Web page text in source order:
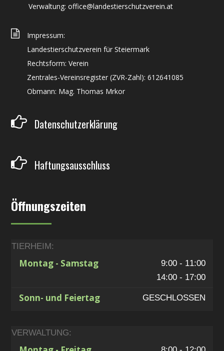
Verwaltung: office@landestierschutzverein.at
Impressum:
Landestierschutzverein für Steiermark
Rechtsform: Verein
Zentrales-Vereinsregister (ZVR-Zahl): 612641085
Obmann: Mag. Thomas Mrkor
Datenschutzerklärung
Haftungsausschluss
Öffnungszeiten
TIERHEIM:
Montag - Samstag
9:00 - 11:00
14:00 - 17:00
Sonn- und Feiertag GESCHLOSSEN
VERWALTUNG: